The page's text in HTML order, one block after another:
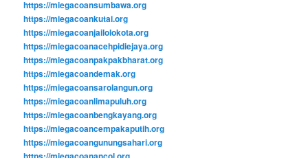
https://miegacoansumbawa.org
https://miegacoankutai.org
https://miegacoanjailolokota.org
https://miegacoanacehpidiejaya.org
https://miegacoanpakpakbharat.org
https://miegacoandemak.org
https://miegacoansarolangun.org
https://miegacoanlimapuluh.org
https://miegacoanbengkayang.org
https://miegacoancempakaputih.org
https://miegacoangunungsahari.org